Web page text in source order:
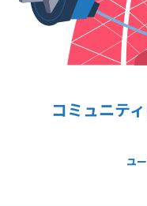
コミュニテ
ユ